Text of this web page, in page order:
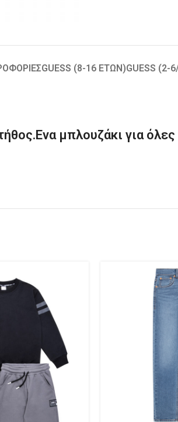
GUESS (8-16 ΕΤΏΝ)GUESS (2-
μπλουζάκι για όλες